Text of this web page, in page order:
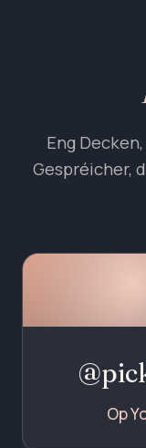
Eng
Gespréicher,
Op